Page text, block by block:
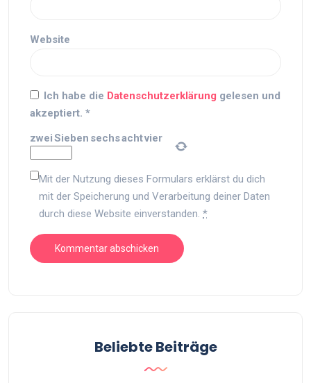
Website
Ich habe die Datenschutzerklärung gelesen und
akzeptiert. *
zweiSieben sechsachtvier
Mit der Nutzung dieses Formulars erklärst du dich
mit der Speicherung und Verarbeitung deiner Daten
durch diese Website einverstanden. *
Beliebte Beiträge